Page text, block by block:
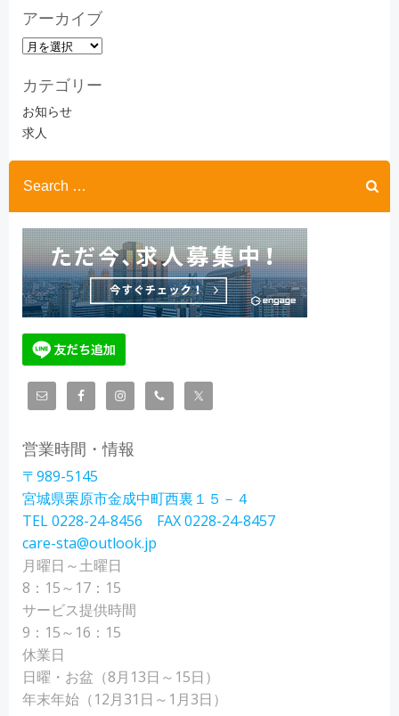
アーカイブ
ア
カ
イ
ブ
カテゴリー
お知らせ
求人
Search
for:
営業時間・情報
〒989-5145
宮城県栗原市金成中町西裏１５－４
TEL 0228-24-8456 FAX 0228-24-8457
care-sta@outlook.jp
月曜日～土曜日
8：15～17：15
サービス提供時間
9：15～16：15
休業日
日曜・お盆（8月13日～15日）
年末年始（12月31日～1月3日）